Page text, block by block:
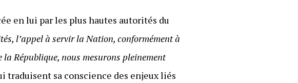
en lui par les plus hautes autorités du
l’appel à servir la Nation, conformément à
République, nous mesurons pleinement
traduisent sa conscience des enjeux liés